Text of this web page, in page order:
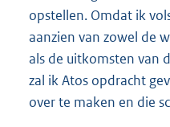
opstellen. Omdat ik
aanzien van zowel de
als de uitkomsten van
zal ik Atos opdracht
over te maken en die